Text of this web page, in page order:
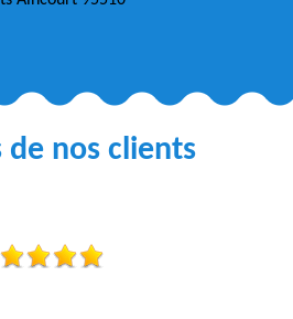
de nos clients